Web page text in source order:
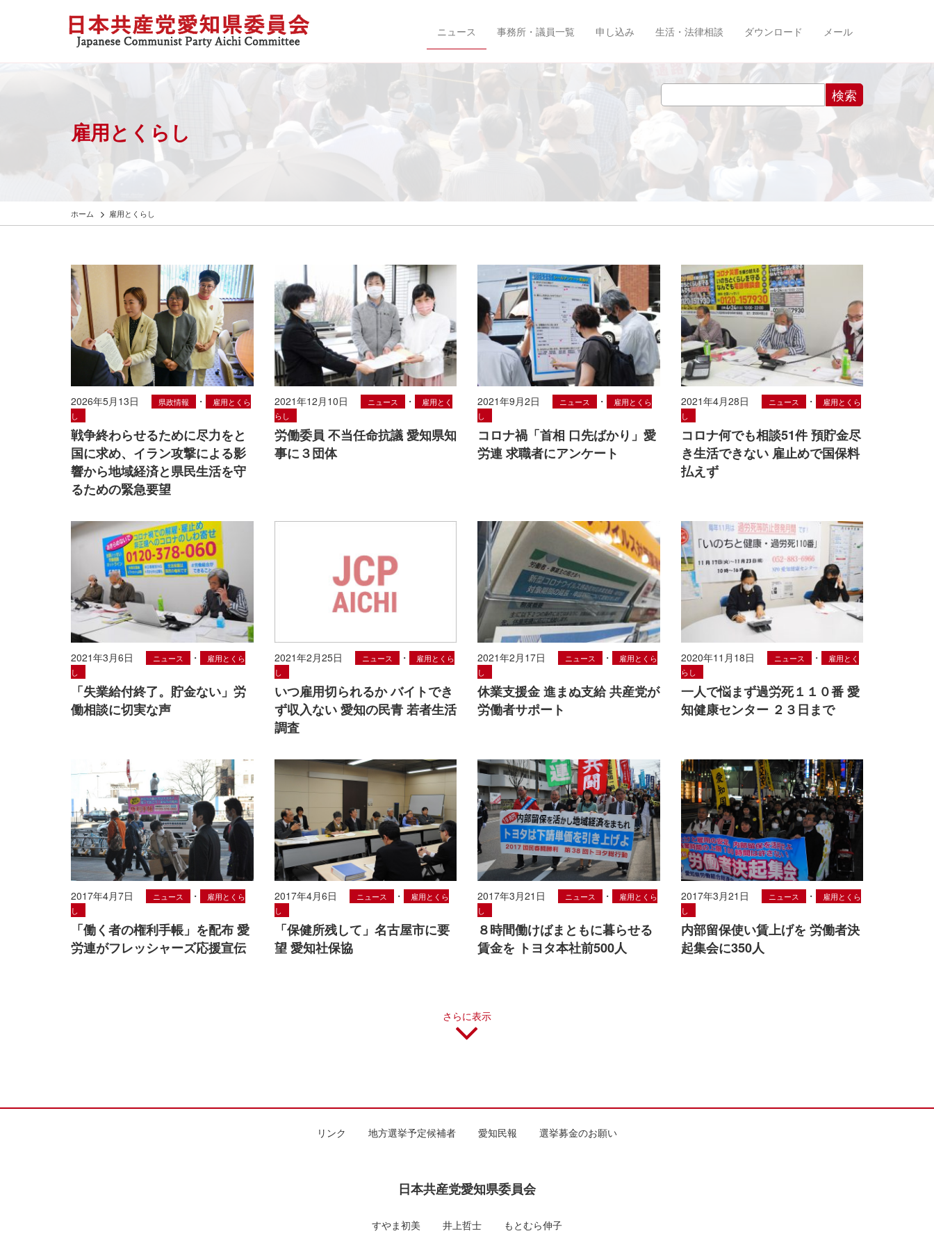
ニュース 事務所・議員一覧 申し込み 生活・法律相談 ダウンロード メール
雇用とくらし
ホーム 雇用とくらし
2026年5月13日 県政情報 ・
雇用とくら
し
戦争終わらせるために尽力をと
国に求め、イラン攻撃による影
響から地域経済と県民生活を守
るための緊急要望
2021年12月10日 ニュース ・
雇用とく
らし
労働委員 不当任命抗議 愛知県知
事に３団体
2021年9月2日 ニュース ・
雇用とくら
し
コロナ禍「首相 口先ばかり」愛
労連 求職者にアンケート
2021年4月28日 ニュース ・
雇用とくら
し
コロナ何でも相談51件 預貯金尽
き生活できない 雇止めで国保料
払えず
2021年3月6日 ニュース ・
雇用とくら
し
「失業給付終了。貯金ない」労
働相談に切実な声
2021年2月25日 ニュース ・
雇用とくら
し
いつ雇用切られるか バイトでき
ず収入ない 愛知の民青 若者生活
調査
2021年2月17日 ニュース ・
雇用とくら
し
休業支援金 進まぬ支給 共産党が
労働者サポート
2020年11月18日 ニュース ・
雇用とく
らし
一人で悩まず過労死１１０番 愛
知健康センター ２３日まで
2017年4月7日 ニュース ・
雇用とくら
し
「働く者の権利手帳」を配布 愛
労連がフレッシャーズ応援宣伝
2017年4月6日 ニュース ・
雇用とくら
し
「保健所残して」名古屋市に要
望 愛知社保協
2017年3月21日 ニュース ・
雇用とくら
し
８時間働けばまともに暮らせる
賃金を トヨタ本社前500人
2017年3月21日 ニュース ・
雇用とくら
し
内部留保使い賃上げを 労働者決
起集会に350人
さらに表示
リンク 地方選挙予定候補者 愛知民報 選挙募金のお願い
日本共産党愛知県委員会
すやま初美 井上哲士 もとむら伸子